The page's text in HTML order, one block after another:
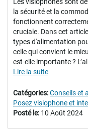
la sécurité et la
fonctionnent
cruciale. Dans cet
types d'alimentation
celle qui convient le
est-elle importante ?
Lire la suite
Catégories:Conseils et
Posez visiophone et
Posté le: 10 Août 2024